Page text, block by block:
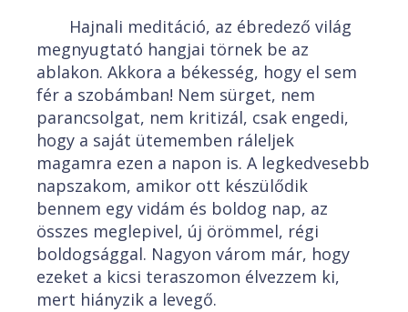
Hajnali meditáció, az ébredező világ
megnyugtató hangjai törnek be az
ablakon. Akkora a békesség, hogy el sem
fér a szobámban! Nem sürget, nem
parancsolgat, nem kritizál, csak engedi,
hogy a saját ütememben ráleljek
magamra ezen a napon is. A legkedvesebb
napszakom, amikor ott készülődik
bennem egy vidám és boldog nap, az
összes meglepivel, új örömmel, régi
boldogsággal. Nagyon várom már, hogy
ezeket a kicsi teraszomon élvezzem ki,
mert hiányzik a levegő.